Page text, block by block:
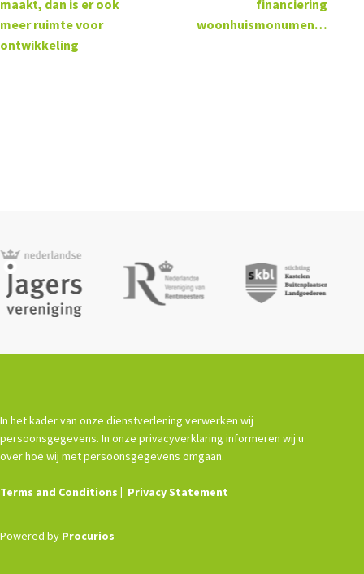
maakt, dan is er ook
meer ruimte voor
ontwikkeling
financiering
woonhuismonumenten
In het kader van onze dienstverlening verwerken wij
persoonsgegevens. In onze privacyverklaring informeren wij u
over hoe wij met persoonsgegevens omgaan.
Terms and Conditions Privacy Statement
Powered by Procurios